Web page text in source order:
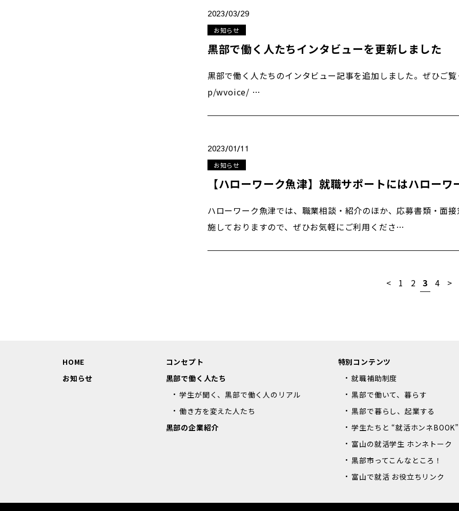
2023/03/29
お知らせ
黒部で働く人たちインタビューを更新しました
黒部で働く人たちのインタビュー記事を追加しました。ぜひ
p/wvoice/ …
2023/01/11
お知らせ
【ハローワーク魚津】就職サポートにはハロー
ハローワーク魚津では、職業相談・紹介のほか、応募書類・面
施しておりますので、ぜひお気軽にご利用くださ…
< 1 2 3 4 >
HOME
お知らせ
コンセプト
黒部で働く人たち
学生が聞く、黒部で働く人のリアル
働き方を変えた人たち
黒部の企業紹介
特別コンテンツ
就職補助制度
黒部で働いて、暮らす
黒部で暮らし、起業する
学生たちと “就活ホンネ
富山の就活学生 ホンネトーク
黒部市ってこんなところ！
富山で就活 お役立ちリンク